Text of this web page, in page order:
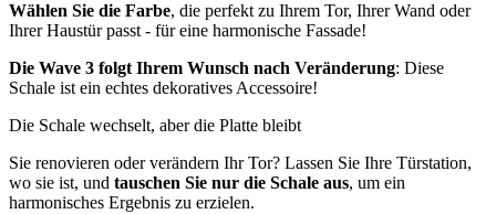
Wählen Sie die Farbe, die perfekt zu Ihrem Tor, Ihrer Wand oder
Ihrer Haustür passt - für eine harmonische Fassade!
Die Wave 3 folgt Ihrem Wunsch nach Veränderung: Diese
Schale ist ein echtes dekoratives Accessoire!
Die Schale wechselt, aber die Platte bleibt
Sie renovieren oder verändern Ihr Tor? Lassen Sie Ihre Türstation,
wo sie ist, und tauschen Sie nur die Schale aus, um ein
harmonisches Ergebnis zu erzielen.